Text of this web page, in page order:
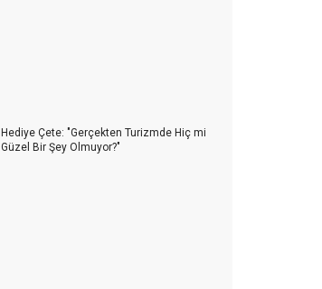
Hediye Çete: "Gerçekten Turizmde Hiç mi
Güzel Bir Şey Olmuyor?"